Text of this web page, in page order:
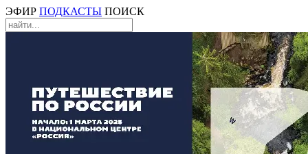
ЭФИР ПОДКАСТЫ ПОИСК